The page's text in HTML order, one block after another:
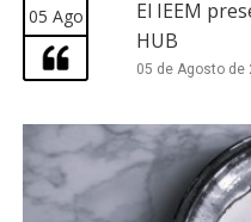
05 Ago
El IEEM
HUB
05 de Agosto de